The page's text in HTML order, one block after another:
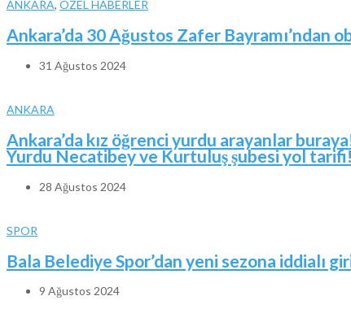
ANKARA, ÖZEL HABERLER
Ankara’da 30 Ağustos Zafer Bayramı’ndan
31 Ağustos 2024
ANKARA
Ankara’da kız öğrenci yurdu arayanlar
Yurdu Necatibey ve Kurtuluş şubesi yol
28 Ağustos 2024
SPOR
Bala Belediye Spor’dan yeni sezona iddialı
9 Ağustos 2024